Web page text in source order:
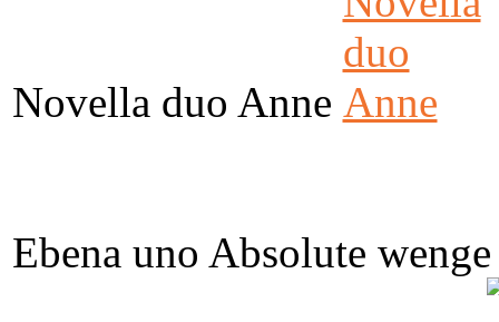
Novella duo Anne
Ebena uno Absolute wenge